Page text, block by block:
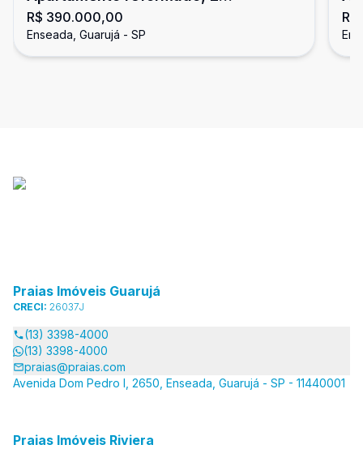
dormitórios, Enseada, Guarujá
R$ 390.000,00
Enseada, Guarujá - SP
Praias Imóveis Guarujá
CRECI: 26037J
(13) 3398-4000
(13) 3398-4000
praias@praias.com
Avenida Dom Pedro I, 2650, Enseada, Guarujá - SP - 11440001
Praias Imóveis Riviera